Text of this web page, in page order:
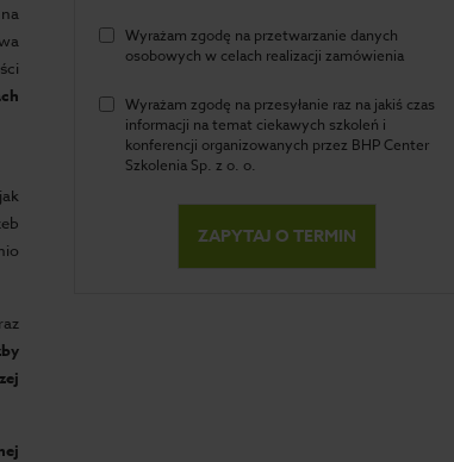
Wyrażam zgodę na przetwarzanie danych
osobowych w celach realizacji zamówienia
Wyrażam zgodę na przesyłanie raz na jakiś czas
informacji na temat ciekawych szkoleń i
konferencji organizowanych przez BHP Center
Szkolenia Sp. z o. o.